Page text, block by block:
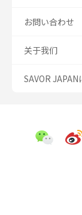
お問い合わせ
关于我们
SAVOR